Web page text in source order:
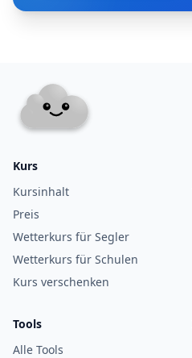
Kurs
Kursinhalt
Preis
Wetterkurs für Segler
Wetterkurs für Schulen
Kurs verschenken
Tools
Alle Tools